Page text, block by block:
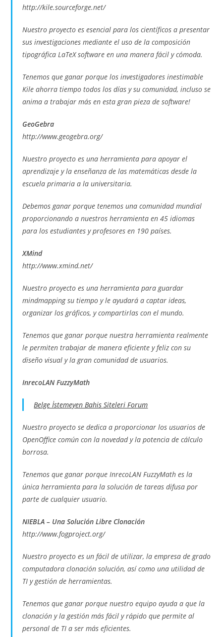
http://kile.sourceforge.net/
Nuestro proyecto es esencial para los científicos a presentar
sus investigaciones mediante el uso de la composición
tipográfica LaTeX software en una manera fácil y cómoda.
Tenemos que ganar porque los investigadores inestimable
Kile ahorra tiempo todos los días y su comunidad, incluso se
anima a trabajar más en esta gran pieza de software!
GeoGebra
http://www.geogebra.org/
Nuestro proyecto es una herramienta para apoyar el
aprendizaje y la enseñanza de las matemáticas desde la
escuela primaria a la universitaria.
Debemos ganar porque tenemos una comunidad mundial
proporcionando a nuestros herramienta en 45 idiomas
para los estudiantes y profesores en 190 países.
XMind
http://www.xmind.net/
Nuestro proyecto es una herramienta para guardar
mindmapping su tiempo y le ayudará a captar ideas,
organizar los gráficos, y compartirlas con el mundo.
Tenemos que ganar porque nuestra herramienta realmente
le permiten trabajar de manera eficiente y feliz con su
diseño visual y la gran comunidad de usuarios.
InrecoLAN FuzzyMath
Belge İstemeyen Bahis Siteleri Forum
Nuestro proyecto se dedica a proporcionar los usuarios de
OpenOffice común con la novedad y la potencia de cálculo
borrosa.
Tenemos que ganar porque InrecoLAN FuzzyMath es la
única herramienta para la solución de tareas difusa por
parte de cualquier usuario.
NIEBLA – Una Solución Libre Clonación
http://www.fogproject.org/
Nuestro proyecto es un fácil de utilizar, la empresa de grado
computadora clonación solución, así como una utilidad de
TI y gestión de herramientas.
Tenemos que ganar porque nuestro equipo ayuda a que la
clonación y la gestión más fácil y rápido que permite al
personal de TI a ser más eficientes.